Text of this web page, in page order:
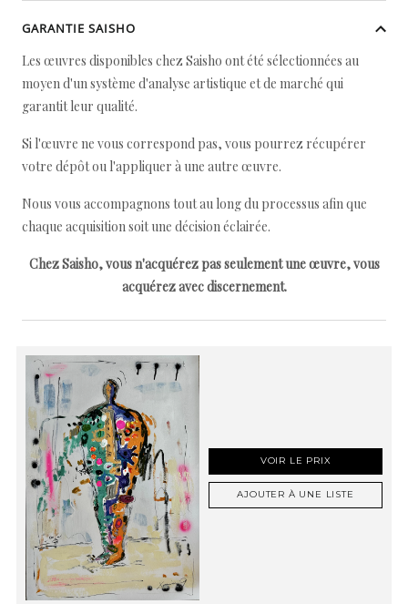
GARANTIE SAISHO
Les œuvres disponibles chez Saisho ont été sélectionnées au
moyen d'un système d'analyse artistique et de marché qui
garantit leur qualité.
Si l'œuvre ne vous correspond pas, vous pourrez récupérer
votre dépôt ou l'appliquer à une autre œuvre.
Nous vous accompagnons tout au long du processus afin que
chaque acquisition soit une décision éclairée.
Chez Saisho, vous n'acquérez pas seulement une œuvre, vous
acquérez avec discernement.
VOIR LE PRIX
AJOUTER À UNE LISTE